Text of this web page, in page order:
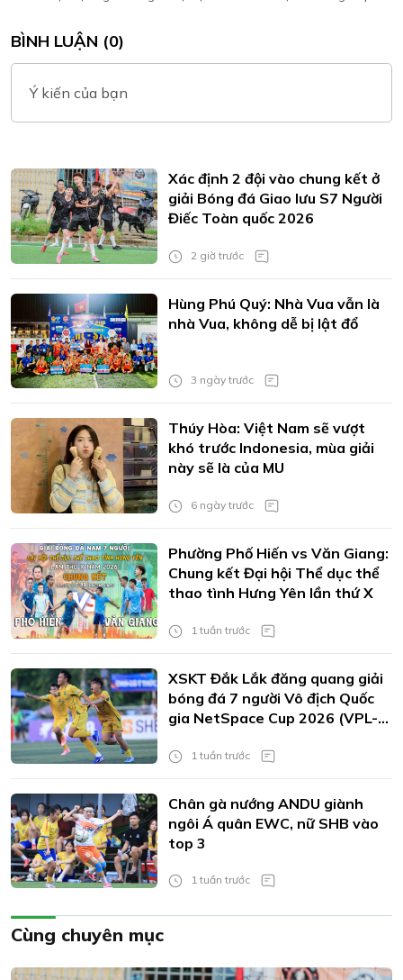
BÌNH LUẬN (0)
Ý kiến của bạn
Xác định 2 đội vào chung kết ở
giải Bóng đá Giao lưu S7 Người
Điếc Toàn quốc 2026
2 giờ trước
Hùng Phú Quý: Nhà Vua vẫn là
nhà Vua, không dễ bị lật đổ
3 ngày trước
Thúy Hòa: Việt Nam sẽ vượt
khó trước Indonesia, mùa giải
này sẽ là của MU
6 ngày trước
Phường Phố Hiến vs Văn Giang:
Chung kết Đại hội Thể dục thể
thao tình Hưng Yên lần thứ X
1 tuần trước
XSKT Đắk Lắk đăng quang giải
bóng đá 7 người Vô địch Quốc
gia NetSpace Cup 2026 (VPL-
1 tuần trước
Chân gà nướng ANDU giành
ngôi Á quân EWC, nữ SHB vào
top 3
1 tuần trước
Cùng chuyên mục